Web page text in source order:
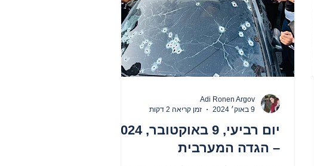
יום רביעי, 9 באוקטובר, 2024
– הגדה המערבית
Adi Ronen Argov
9 באוק׳ 2024
זמן קריאה 2 דקות